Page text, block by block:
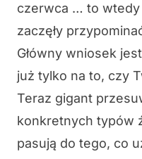
czerwca … to
zaczęły
Główny wniosek
już tylko na to, czy
Teraz gigant
konkretnych typów
pasują do tego, co